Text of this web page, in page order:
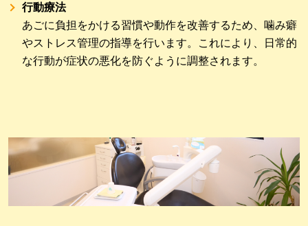
行動療法
あごに負担をかける習慣や動作を改善するため、噛み癖
やストレス管理の指導を行います。これにより、日常的
な行動が症状の悪化を防ぐように調整されます。